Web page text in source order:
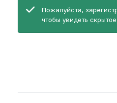
Пожалуйста,
чтобы увидеть